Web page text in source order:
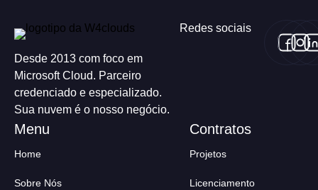
Desde 2013 com foco em
Microsoft Cloud. Parceiro
credenciado e especializado.
Sua nuvem é o nosso negócio.
Redes sociais
Home
Sobre Nós
Projetos
Licenciamento